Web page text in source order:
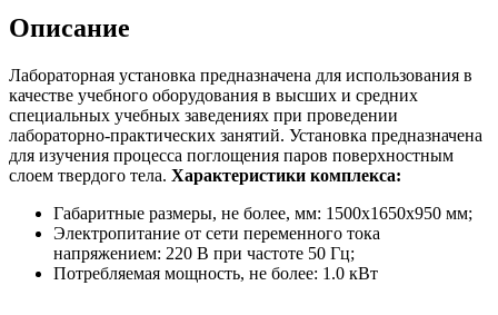
Описание
Лабораторная установка предназначена для использования в
качестве учебного оборудования в высших и средних
специальных учебных заведениях при проведении
лабораторно-практических занятий. Установка предназначена
для изучения процесса поглощения паров поверхностным
слоем твердого тела. Характеристики комплекса:
Габаритные размеры, не более, мм: 1500х1650х950 мм;
Электропитание от сети переменного тока
напряжением: 220 В при частоте 50 Гц;
Потребляемая мощность, не более: 1.0 кВт